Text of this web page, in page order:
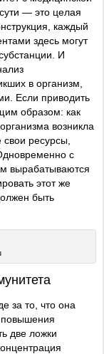
— это целая
каждый
здесь могут
И
в организм,
Если приводить
образом: как
возникла
свои ресурсы,
с
вырабатываются
этот же
быть
за то, что она
повышения
две ложки